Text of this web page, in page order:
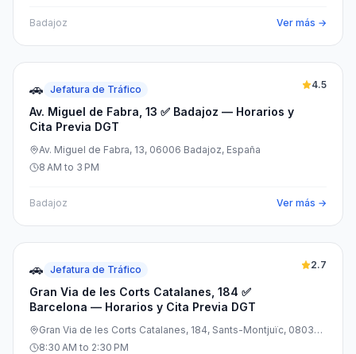
Badajoz Ver más →
🚗 Jefatura de Tráfico
Av. Miguel de Fabra, 13 ✅ Badajoz — Horarios y
Cita Previa DGT
4.5
Av. Miguel de Fabra, 13, 06006 Badajoz, España
8 AM to 3 PM
Badajoz Ver más →
🚗 Jefatura de Tráfico
Gran Via de les Corts Catalanes, 184 ✅
Barcelona — Horarios y Cita Previa DGT
2.7
Gran Via de les Corts Catalanes, 184, Sants-Montjuïc, 08038
Barcelona, España
8:30 AM to 2:30 PM